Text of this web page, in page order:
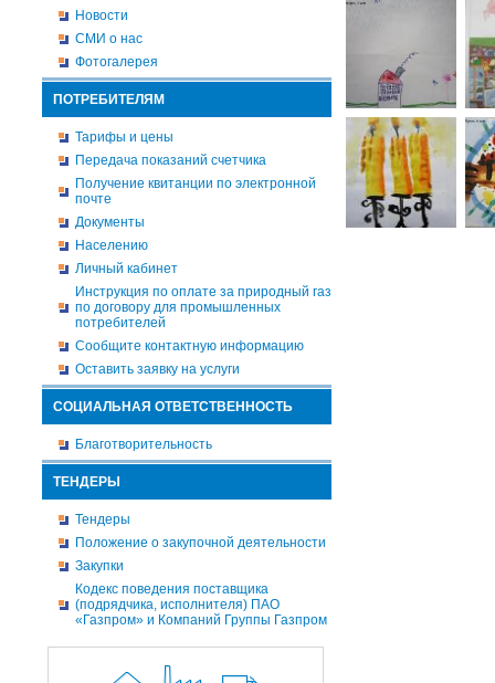
Новости
СМИ о нас
Фотогалерея
ПОТРЕБИТЕЛЯМ
Тарифы и цены
Передача показаний счетчика
Получение квитанции по электронной
почте
Документы
Населению
Личный кабинет
Инструкция по оплате за природный газ
по договору для промышленных
потребителей
Сообщите контактную информацию
Оставить заявку на услуги
СОЦИАЛЬНАЯ ОТВЕТСТВЕННОСТЬ
Благотворительность
ТЕНДЕРЫ
Тендеры
Положение о закупочной деятельности
Закупки
Кодекс поведения поставщика
(подрядчика, исполнителя) ПАО
«Газпром» и Компаний Группы Газпром